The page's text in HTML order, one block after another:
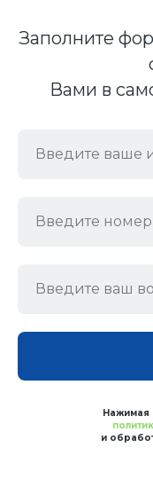
Заполните
Вами в
Нажимая
и